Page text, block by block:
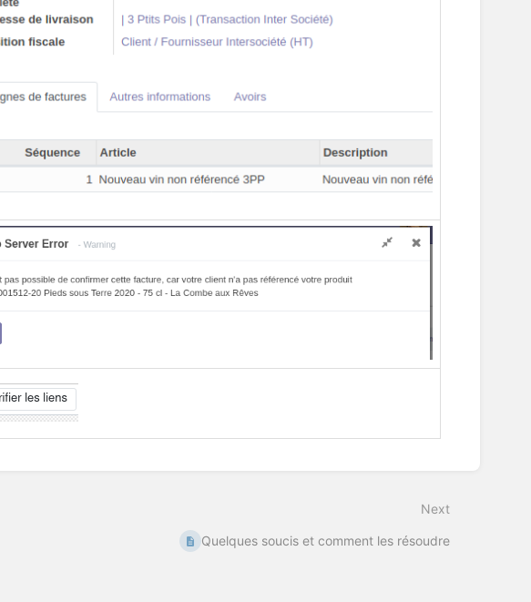
Next
Quelques soucis et comment les résoudre